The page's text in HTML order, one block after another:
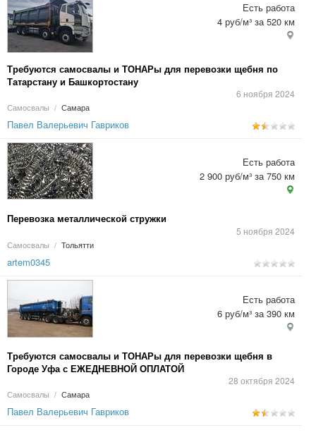
Требуются самосвалы и ТОНАРы для перевозки щебня по
Татарстану и Башкортостану
6 ноября 2024
Самосвалы / Самара
Есть работа
4 руб/м³ за 520 км
Павел Валерьевич Гавриков
Перевозка металлической стружки
5 ноября 2024
Самосвалы / Тольятти
Есть работа
2 900 руб/м³ за 750 км
artem0345
Требуются самосвалы и ТОНАРы для перевозки щебня в
Городе Уфа с ЕЖЕДНЕВНОЙ ОПЛАТОЙ
28 октября 2024
Самосвалы / Самара
Есть работа
6 руб/м³ за 390 км
Павел Валерьевич Гавриков